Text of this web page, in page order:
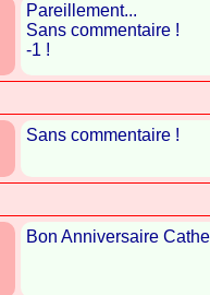
Pareillement...
Sans commentaire !
-1 !
Sans commentaire !
Bon Anniversaire